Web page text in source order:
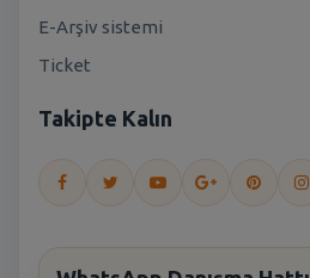
E-Arşiv sistemi
Ticket
Takipte Kalın